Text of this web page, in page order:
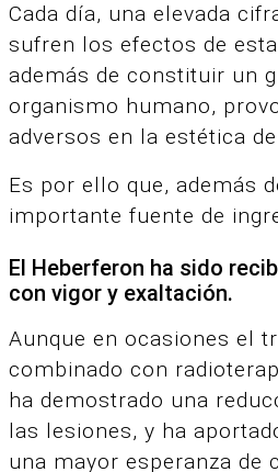
Cada día, una elevada
sufren los efectos de
además de constituir un
organismo humano,
adversos en la estética
Es por ello que, además
importante fuente de
El Heberferon ha sido
con vigor y exaltación.
Aunque en ocasiones el
combinado con
ha demostrado una
las lesiones, y ha
una mayor esperanza de